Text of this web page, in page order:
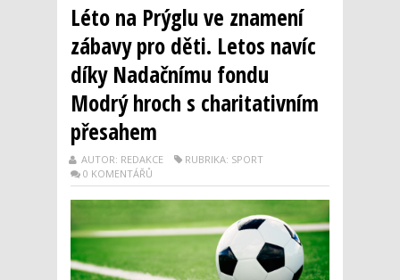
Léto na Prýglu ve znamení
zábavy pro děti. Letos navíc
díky Nadačnímu fondu
Modrý hroch s charitativním
přesahem
AUTOR: REDAKCE
RUBRIKA: SPORT
0 KOMENTÁŘŮ